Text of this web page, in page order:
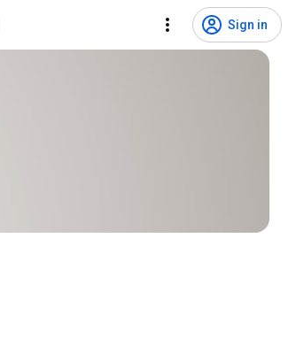
Sign in